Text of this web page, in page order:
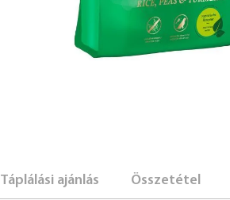
Táplálási ajánlás Összetétel